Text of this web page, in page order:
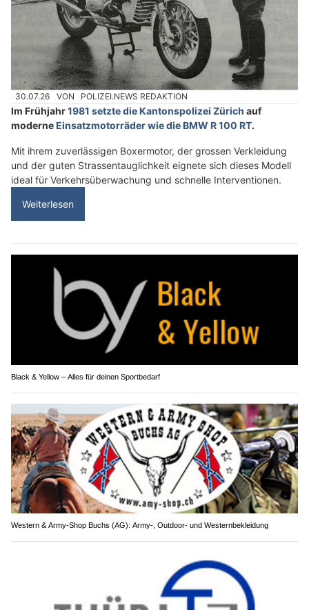
30.07.26 VON POLIZEI.NEWS REDAKTION
Im Frühjahr1981 setzte die Kantonspolizei Zürich auf
moderneEinsatzmotorräder wie die BMW R 100 RT.
Mit ihrem zuverlässigen Boxermotor, der grossen Verkleidung
und der guten Strassentauglichkeit eignete sich dieses Modell
ideal für Verkehrsüberwachung und schnelle Interventionen.
Weiterlesen
Black & Yellow – Alles für deinen Sportbedarf
Western & Army-Shop Buchs (AG): Army-, Outdoor- und Westernbekleidung